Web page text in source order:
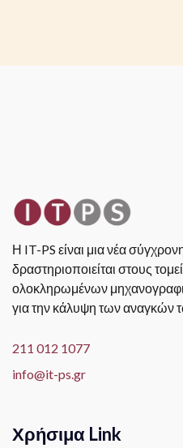
Η IT-PS είναι μια νέα
δραστηριοποιείται στους
ολοκληρωμένων
για την κάλυψη των αναγκών
211 012 1077
info@it-ps.gr
Χρήσιμα Link